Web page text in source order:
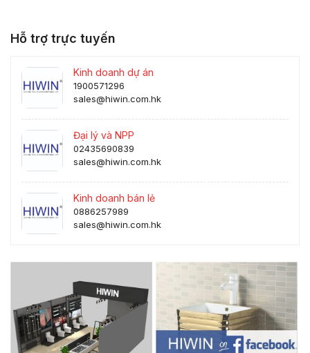
Hỗ trợ trực tuyến
Kinh doanh dự án
1900571296
sales@hiwin.com.hk
Đại lý và NPP
02435690839
sales@hiwin.com.hk
Kinh doanh bán lẻ
0886257989
sales@hiwin.com.hk